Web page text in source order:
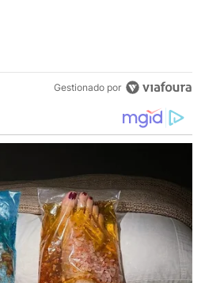
el título "" con 22 comentarios.
Gestionado por